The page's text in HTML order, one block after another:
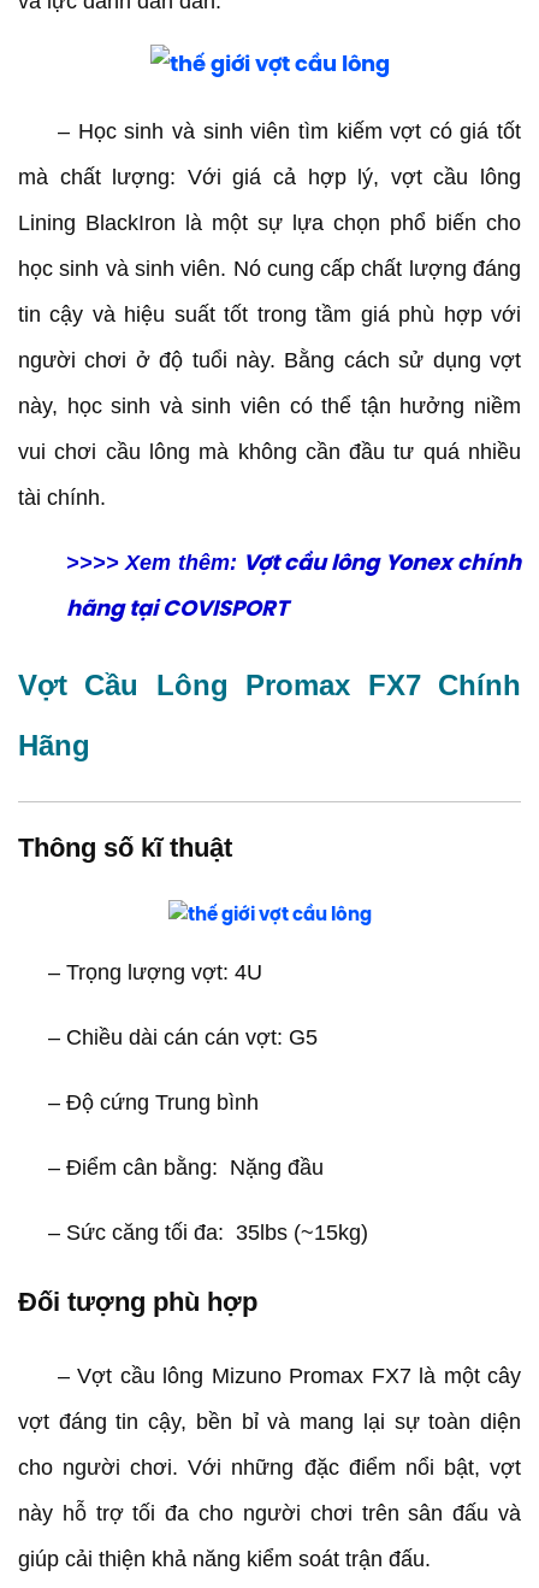
– Học sinh và sinh viên tìm kiếm vợt có giá tốt
mà chất lượng: Với giá cả hợp lý, vợt cầu lông
Lining BlackIron là một sự lựa chọn phổ biến cho
học sinh và sinh viên. Nó cung cấp chất lượng đáng
tin cậy và hiệu suất tốt trong tầm giá phù hợp với
người chơi ở độ tuổi này. Bằng cách sử dụng vợt
này, học sinh và sinh viên có thể tận hưởng niềm
vui chơi cầu lông mà không cần đầu tư quá nhiều
tài chính.
>>>> Xem thêm: Vợt cầu lông Yonex chính
hãng tại COVISPORT
Vợt Cầu Lông Promax FX7 Chính
Hãng
Thông số kĩ thuật
– Trọng lượng vợt: 4U
– Chiều dài cán cán vợt: G5
– Độ cứng Trung bình
– Điểm cân bằng: Nặng đầu
– Sức căng tối đa: 35lbs (~15kg)
Đối tượng phù hợp
– Vợt cầu lông Mizuno Promax FX7 là một cây
vợt đáng tin cậy, bền bỉ và mang lại sự toàn diện
cho người chơi. Với những đặc điểm nổi bật, vợt
này hỗ trợ tối đa cho người chơi trên sân đấu và
giúp cải thiện khả năng kiểm soát trận đấu.